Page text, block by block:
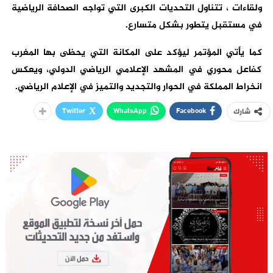
ولقاءات ، تتناول التحديات الكبرى التي تواجه الصحافة الرياضية
في مستقبل يتطور بشكل متسارع.
كما يأتي المؤتمر ليؤكد على المكانة التي يحظى بها المغرب
كفاعل محوري في المشهد الإعلامي الرياضي الدولي، ويعكس
انخراط المملكة في الحوار والتجديد والتميز في الإعلام الرياضي.
شارك Facebook
WhatsApp
Twitter